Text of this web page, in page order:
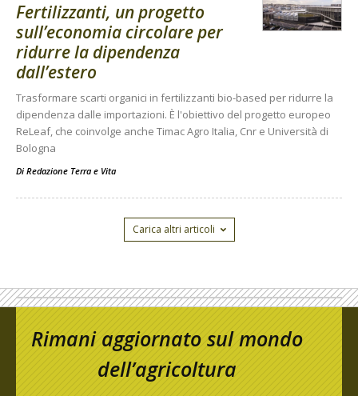
Fertilizzanti, un progetto
sull’economia circolare per
ridurre la dipendenza
dall’estero
Trasformare scarti organici in fertilizzanti bio-based per ridurre la
dipendenza dalle importazioni. È l'obiettivo del progetto europeo
ReLeaf, che coinvolge anche Timac Agro Italia, Cnr e Università di
Bologna
Di Redazione Terra e Vita
Carica altri articoli
Rimani aggiornato sul mondo
dell’agricoltura